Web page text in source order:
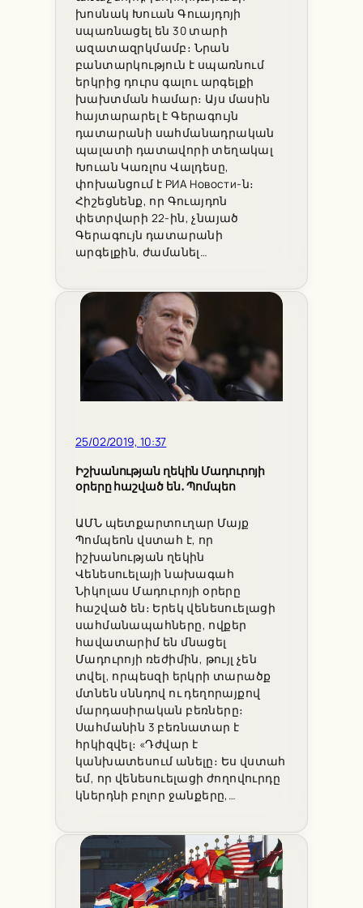
խոսնակ Խուան Գուայդոյի
սպառնացել են 30 տարի
ազատազրկմամբ։ Նրան
բանտարկություն է սպառնում
երկրից դուրս գալու արգելքի
խախտման համար։ Այս մասին
հայտարարել է Գերագույն
դատարանի սահմանադրական
պալատի դատավորի տեղակալ
Խուան Կառլոս Վալդեսը,
փոխանցում է РИА Новости-ն։
Հիշեցնենք, որ Գուայդոն
փետրվարի 22-ին, չնայած
Գերագույն դատարանի
արգելքին, ժամանել…
25/02/2019, 10:37
Իշխանության ղեկին Մադուրոյի
օրերը հաշված են․ Պոմպեո
ԱՄՆ պետքարտուղար Մայք
Պոմպեոն վստահ է, որ
իշխանության ղեկին
Վենեսուելայի նախագահ
Նիկոլաս Մադուրոյի օրերը
հաշված են։ Երեկ վենեսուելացի
սահմանապահները, ովքեր
հավատարիմ են մնացել
Մադուրոյի ռեժիմին, թույլ չեն
տվել, որպեսզի երկրի տարածք
մտնեն սննդով ու դեղորայքով
մարդասիրական բեռները։
Սահմանին 3 բեռնատար է
հրկիզվել։ «Դժվար է
կանխատեսում անելը։ Ես վստահ
եմ, որ վենեսուելացի ժողովուրդը
կներդնի բոլոր ջանքերը,…